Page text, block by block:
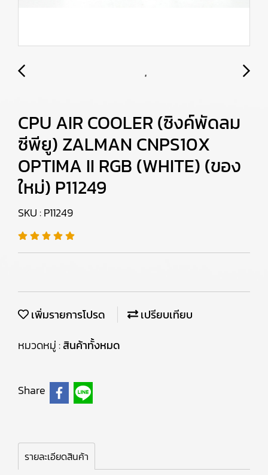
CPU AIR COOLER (ซิงค์พัดลม
ซีพียู) ZALMAN CNPS10X
OPTIMA II RGB (WHITE) (ของ
ใหม่) P11249
SKU : P11249
เพิ่มรายการโปรด
เปรียบเทียบ
หมวดหมู่ :สินค้าทั้งหมด
Share
รายละเอียดสินค้า